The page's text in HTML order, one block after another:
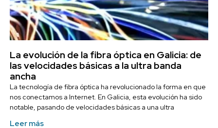
La evolución de la fibra óptica en Galicia: de
las velocidades básicas a la ultra banda
ancha
La tecnología de fibra óptica ha revolucionado la forma en que
nos conectamos a Internet. En Galicia, esta evolución ha sido
notable, pasando de velocidades básicas a una ultra
Leer más